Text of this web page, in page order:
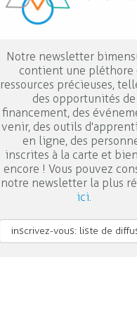
Notre newsletter
contient une pléthore
ressources précieuses,
des opportunités de
financement, des
venir, des outils
en ligne, des
inscrites à la carte et
encore ! Vous pouvez
notre newsletter la plus
ici
inscrivez-vous: liste de